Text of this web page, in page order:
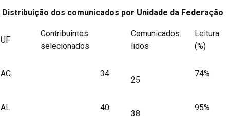
Distribuição dos comunicados por Unidade da Federação
UF
Contribuintes
selecionados
Comunicados
lidos
Leitura
(%)
AC 34
25
74%
AL 40
38
95%